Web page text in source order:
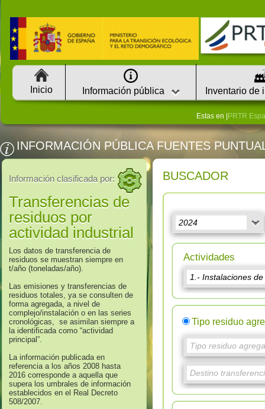
Inicio Información pública Inventario de
Estas en | PRTR
INFORMACIÓN PÚBLICA FUENTES
Información clasificada por:
Transferencias de
residuos por
actividad industrial
Los datos de transferencia de
residuos se muestran siempre en
t/año (toneladas/año).
Las emisiones y transferencias de
residuos totales, ya se consulten de
forma agregada, a nivel de
complejo/instalación o en las series
cronológicas, se asimilan siempre a
la identificada como “actividad
principal”.
La información publicada en
referencia a los años 2008 hasta
2016 corresponde a aquella que
supera los umbrales de información
establecidos en el Real Decreto
508/2007.
BUSCADOR
Actividades
Tipo residuo